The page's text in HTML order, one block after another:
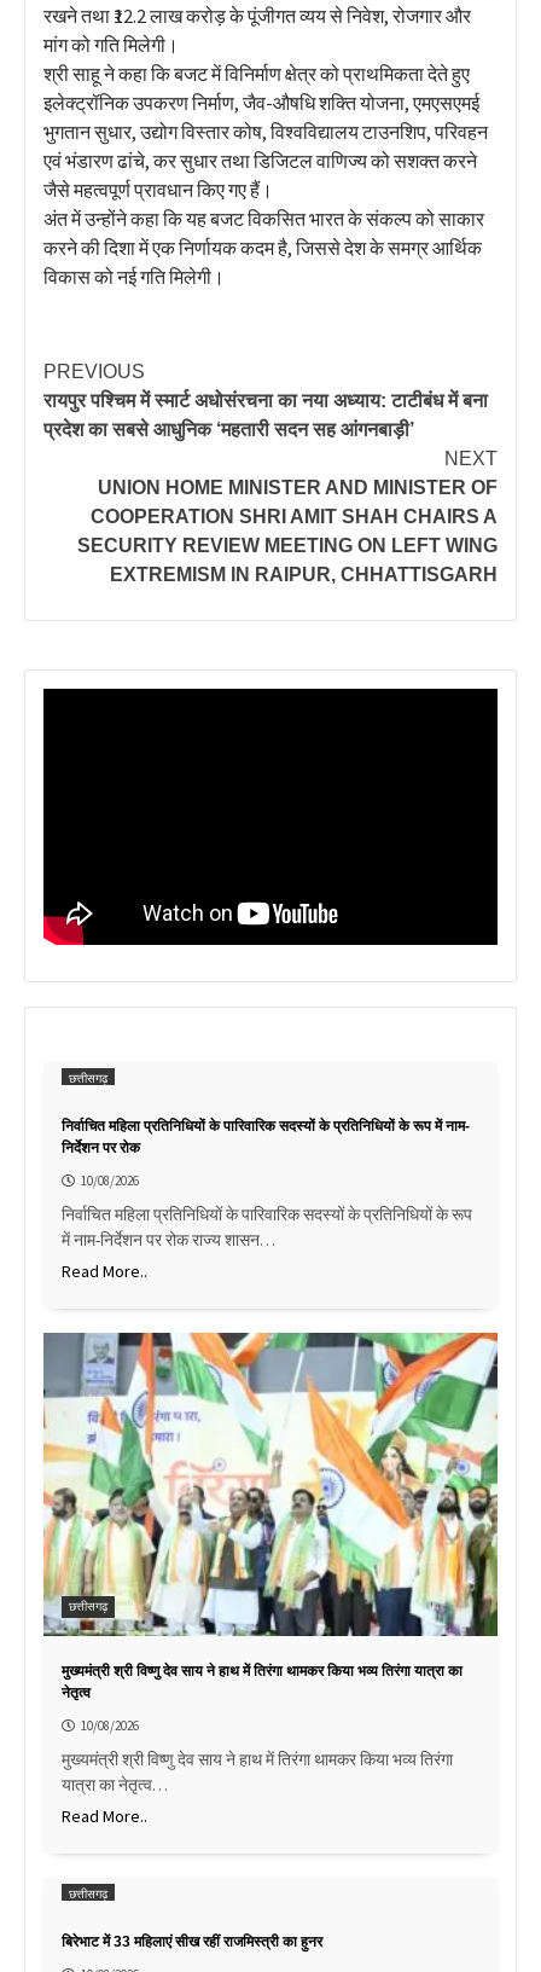
रखने तथा ₹12.2 लाख करोड़ के पूंजीगत व्यय से निवेश, रोजगार और
मांग को गति मिलेगी।
श्री साहू ने कहा कि बजट में विनिर्माण क्षेत्र को प्राथमिकता देते हुए
इलेक्ट्रॉनिक उपकरण निर्माण, जैव-औषधि शक्ति योजना, एमएसएमई
भुगतान सुधार, उद्योग विस्तार कोष, विश्वविद्यालय टाउनशिप, परिवहन
एवं भंडारण ढांचे, कर सुधार तथा डिजिटल वाणिज्य को सशक्त करने
जैसे महत्वपूर्ण प्रावधान किए गए हैं।
अंत में उन्होंने कहा कि यह बजट विकसित भारत के संकल्प को साकार
करने की दिशा में एक निर्णायक कदम है, जिससे देश के समग्र आर्थिक
विकास को नई गति मिलेगी।
PREVIOUS
रायपुर पश्चिम में स्मार्ट अधोसंरचना का नया अध्याय: टाटीबंध में बना
प्रदेश का सबसे आधुनिक ‘महतारी सदन सह आंगनबाड़ी’
NEXT
UNION HOME MINISTER AND MINISTER OF
COOPERATION SHRI AMIT SHAH CHAIRS A
SECURITY REVIEW MEETING ON LEFT WING
EXTREMISM IN RAIPUR, CHHATTISGARH
छत्तीसगढ़
निर्वाचित महिला प्रतिनिधियों के पारिवारिक सदस्यों के प्रतिनिधियों के रूप में नाम-
निर्देशन पर रोक
10/08/2026
निर्वाचित महिला प्रतिनिधियों के पारिवारिक सदस्यों के प्रतिनिधियों के रूप
में नाम-निर्देशन पर रोक राज्य शासन…
Read More..
छत्तीसगढ़
मुख्यमंत्री श्री विष्णु देव साय ने हाथ में तिरंगा थामकर किया भव्य तिरंगा यात्रा का
नेतृत्व
10/08/2026
मुख्यमंत्री श्री विष्णु देव साय ने हाथ में तिरंगा थामकर किया भव्य तिरंगा
यात्रा का नेतृत्व…
Read More..
छत्तीसगढ़
बिरेभाट में 33 महिलाएं सीख रहीं राजमिस्त्री का हुनर